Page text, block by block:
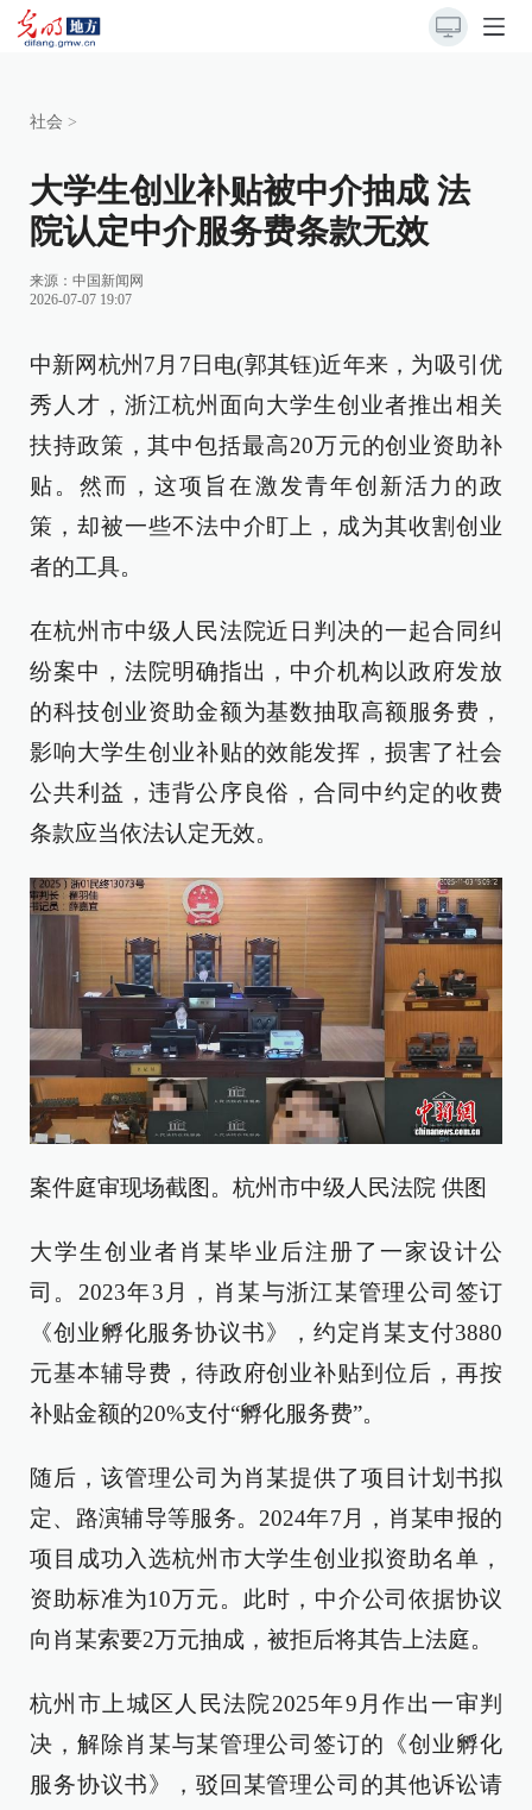
社会 >
大学生创业补贴被中介抽成 法
院认定中介服务费条款无效
来源： 中国新闻网
2026-07-07 19:07
中新网杭州7月7日电(郭其钰)近年来，为吸引优
秀人才，浙江杭州面向大学生创业者推出相关
扶持政策，其中包括最高20万元的创业资助补
贴。然而，这项旨在激发青年创新活力的政
策，却被一些不法中介盯上，成为其收割创业
者的工具。
在杭州市中级人民法院近日判决的一起合同纠
纷案中，法院明确指出，中介机构以政府发放
的科技创业资助金额为基数抽取高额服务费，
影响大学生创业补贴的效能发挥，损害了社会
公共利益，违背公序良俗，合同中约定的收费
条款应当依法认定无效。
案件庭审现场截图。杭州市中级人民法院 供图
大学生创业者肖某毕业后注册了一家设计公
司。2023年3月，肖某与浙江某管理公司签订
《创业孵化服务协议书》，约定肖某支付3880
元基本辅导费，待政府创业补贴到位后，再按
补贴金额的20%支付“孵化服务费”。
随后，该管理公司为肖某提供了项目计划书拟
定、路演辅导等服务。2024年7月，肖某申报的
项目成功入选杭州市大学生创业拟资助名单，
资助标准为10万元。此时，中介公司依据协议
向肖某索要2万元抽成，被拒后将其告上法庭。
杭州市上城区人民法院2025年9月作出一审判
决，解除肖某与某管理公司签订的《创业孵化
服务协议书》，驳回某管理公司的其他诉讼请